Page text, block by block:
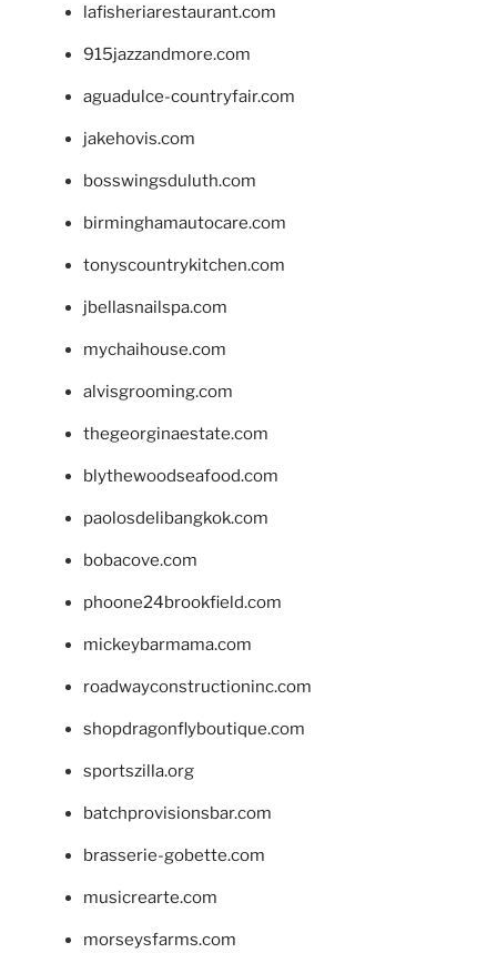
lafisheriarestaurant.com
915jazzandmore.com
aguadulce-countryfair.com
jakehovis.com
bosswingsduluth.com
birminghamautocare.com
tonyscountrykitchen.com
jbellasnailspa.com
mychaihouse.com
alvisgrooming.com
thegeorginaestate.com
blythewoodseafood.com
paolosdelibangkok.com
bobacove.com
phoone24brookfield.com
mickeybarmama.com
roadwayconstructioninc.com
shopdragonflyboutique.com
sportszilla.org
batchprovisionsbar.com
brasserie-gobette.com
musicrearte.com
morseysfarms.com